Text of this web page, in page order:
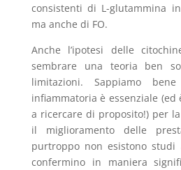
consistenti di L-glutammina
ma anche di FO.
Anche l’ipotesi delle
sembrare una teoria ben
limitazioni. Sappiamo
infiammatoria è essenziale
a ricercare di proposito!) per
il miglioramento delle
purtroppo non esistono
confermino in maniera